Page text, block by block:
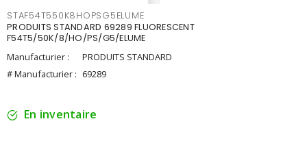
STAF54T550K8HOPSG5ELUME
PRODUITS STANDARD 69289 FLUORESCENT
F54T5/50K/8/HO/PS/G5/ELUME
Manufacturier :
PRODUITS STANDARD
# Manufacturier : 69289
En inventaire